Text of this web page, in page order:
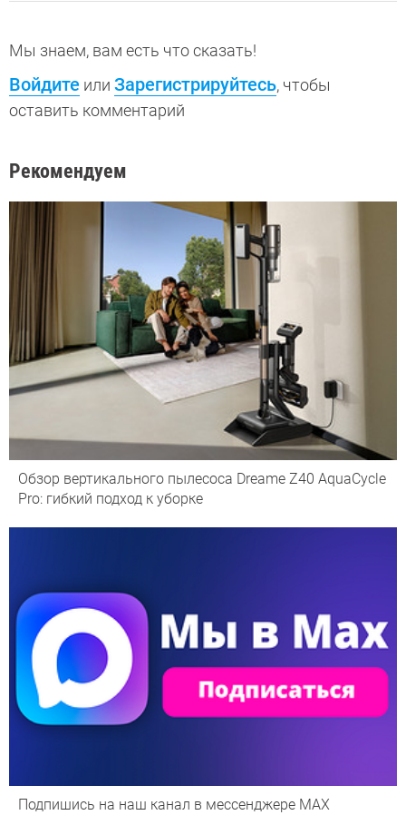
Мы знаем, вам есть что сказать!
Войдите или Зарегистрируйтесь, чтобы
оставить комментарий
Рекомендуем
Обзор вертикального пылесоса Dreame Z40 AquaCycle
Pro: гибкий подход к уборке
Подпишись на наш канал в мессенджере МАХ